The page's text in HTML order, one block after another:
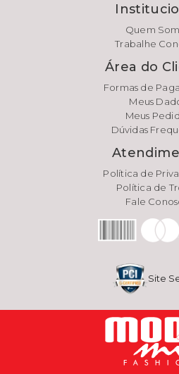
Quem
Trabalhe
Área do
Formas de
Meus
Meus
Dúvidas
Política de
Política de
Fale
Site